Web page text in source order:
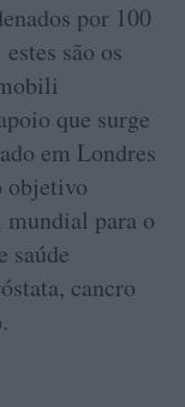
por 100
são os
que surge
em Londres
objetivo
para o
saúde
cancro